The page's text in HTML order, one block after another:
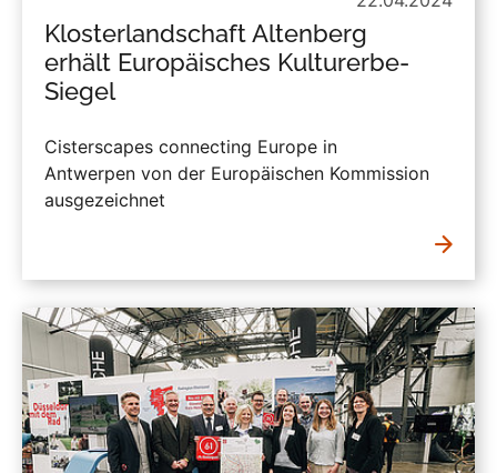
Klosterlandschaft Altenberg
erhält Europäisches Kulturerbe-
Siegel
Cisterscapes connecting Europe in
Antwerpen von der Europäischen Kommission
ausgezeichnet